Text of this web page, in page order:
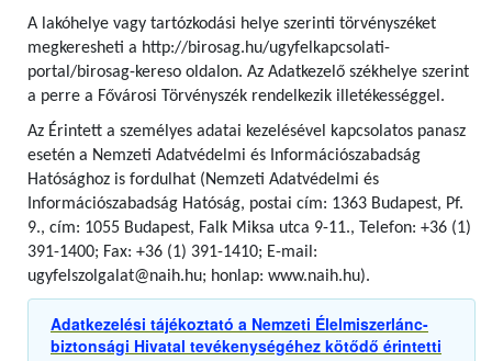
A lakóhelye vagy tartózkodási helye szerinti törvényszéket
megkeresheti a http://birosag.hu/ugyfelkapcsolati-
portal/birosag-kereso oldalon. Az Adatkezelő székhelye szerint
a perre a Fővárosi Törvényszék rendelkezik illetékességgel.
Az Érintett a személyes adatai kezelésével kapcsolatos panasz
esetén a Nemzeti Adatvédelmi és Információszabadság
Hatósághoz is fordulhat (Nemzeti Adatvédelmi és
Információszabadság Hatóság, postai cím: 1363 Budapest, Pf.
9., cím: 1055 Budapest, Falk Miksa utca 9-11., Telefon: +36 (1)
391-1400; Fax: +36 (1) 391-1410; E-mail:
ugyfelszolgalat@naih.hu; honlap: www.naih.hu).
Adatkezelési tájékoztató a Nemzeti Élelmiszerlánc-
biztonsági Hivatal tevékenységéhez kötődő érintetti